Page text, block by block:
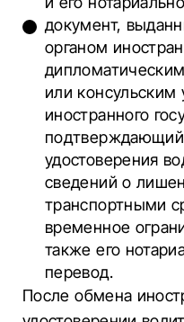
документ,
органом
или
иностранного
подтверждающий
удостоверения
сведений о
транспортными
временное
также его
перевод.
После обмена